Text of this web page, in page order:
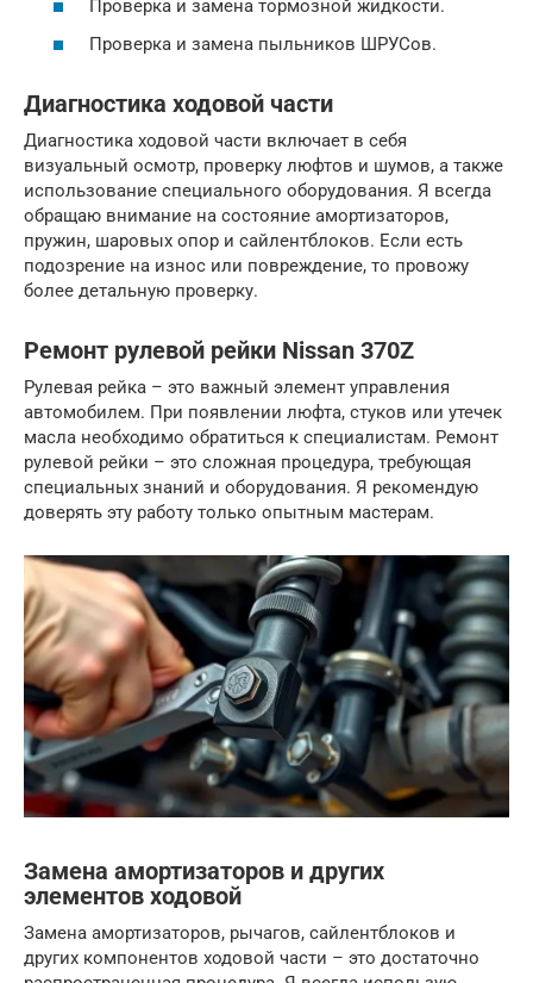
Проверка и замена тормозной жидкости.
Проверка и замена пыльников ШРУСов.
Диагностика ходовой части
Диагностика ходовой части включает в себя
визуальный осмотр, проверку люфтов и шумов, а также
использование специального оборудования. Я всегда
обращаю внимание на состояние амортизаторов,
пружин, шаровых опор и сайлентблоков. Если есть
подозрение на износ или повреждение, то провожу
более детальную проверку.
Ремонт рулевой рейки Nissan 370Z
Рулевая рейка – это важный элемент управления
автомобилем. При появлении люфта, стуков или утечек
масла необходимо обратиться к специалистам. Ремонт
рулевой рейки – это сложная процедура, требующая
специальных знаний и оборудования. Я рекомендую
доверять эту работу только опытным мастерам.
Замена амортизаторов и других
элементов ходовой
Замена амортизаторов, рычагов, сайлентблоков и
других компонентов ходовой части – это достаточно